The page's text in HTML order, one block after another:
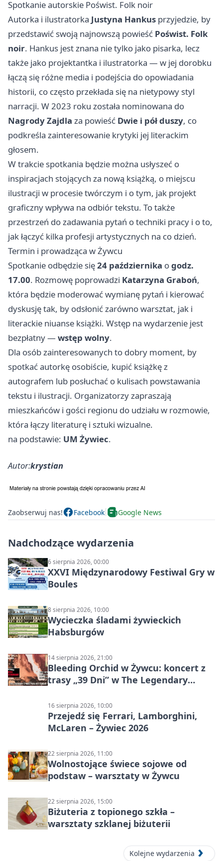
Spotkanie autorskie Poświst. Folk noir
Autorka i ilustratorka Justyna Hankus przyjedzie, by
przedstawić swoją najnowszą powieść Poświst. Folk
noir. Hankus jest znana nie tylko jako pisarka, lecz
także jako projektantka i ilustratorka — w jej dorobku
łączą się różne media i podejścia do opowiadania
historii, co często przekłada się na nietypowy styl
narracji. W 2023 roku została nominowana do
Nagrody Zajdla za powieść Dwie i pół duszy, co
podkreśla zainteresowanie krytyki jej literackim
głosem.
W trakcie spotkania będzie można usłyszeć o
inspiracjach stojących za nową książką, o miejscu
ilustracji w procesie twórczym i o tym, jak projekt
graficzny wpływa na odbiór tekstu. To także
przestrzeń do zadawania pytań o techniki pracy i o to,
jak łączyć kilka profesji artystycznych na co dzień.
Termin i prowadząca w Żywcu
Spotkanie odbędzie się24 października ogodz.
17.00. Rozmowę poprowadzi Katarzyna Graboń,
która będzie moderować wymianę pytań i kierować
dyskusję tak, by odsłonić zarówno warsztat, jak i
literackie niuanse książki. Wstęp na wydarzenie jest
bezpłatny — wstęp wolny.
Dla osób zainteresowanych to dobry moment, by
spotkać autorkę osobiście, kupić książkę z
autografem lub posłuchać o kulisach powstawania
tekstu i ilustracji. Organizatorzy zapraszają
mieszkańców i gości regionu do udziału w rozmowie,
która łączy literaturę i sztuki wizualne.
na podstawie: UM Żywiec.
Autor:krystian
Zaobserwuj nas! Facebook Google News
Nadchodzące wydarzenia
6 sierpnia 2026, 00:00
XXVI Międzynarodowy Festiwal Gry w
Boules
8 sierpnia 2026, 10:00
Wycieczka śladami żywieckich
Habsburgów
14 sierpnia 2026, 21:00
Bleeding Orchid w Żywcu: koncert z
trasy „39 Dni” w The Legendary
16 sierpnia 2026, 10:00
Przejedź się Ferrari, Lamborghini,
McLaren – Żywiec 2026
22 sierpnia 2026, 11:00
Wolnostojące świece sojowe od
podstaw – warsztaty w Żywcu
22 sierpnia 2026, 15:00
Biżuteria z topionego szkła –
warsztaty szklanej biżuterii
Kolejne wydarzenia